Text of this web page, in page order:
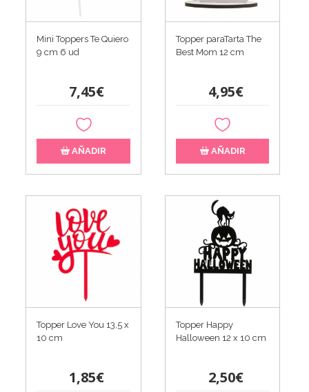
Mini Toppers Te Quiero
9 cm 6 ud
7,45€
AÑADIR
Topper paraTarta The
Best Mom 12 cm
4,95€
AÑADIR
Topper Love You 13,5 x
10 cm
1,85€
Topper Happy
Halloween 12 x 10 cm
2,50€